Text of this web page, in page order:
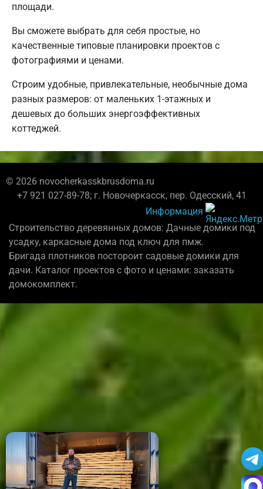
площади.
Вы сможете выбрать для себя простые, но
качественные типовые планировки проектов с
фотографиями и ценами.
Строим удобные, привлекательные, необычные дома
разных размеров: от маленьких 1-этажных и
дешевых до больших энергоэффективных
коттеджей.
© 2026 novocherkasskbrusdoma.ru
+7 921 027-89-78; г. Новочеркасск, пер. Одесский, 41
Информация
Строительство деревянных домов: Дачные домики под
усадку, каркасные дома под ключ для пмж.
Бригада плотников постороит садовые домики для
дачи. Каталог проектов с фото и ценами: заказать
домокомплект.